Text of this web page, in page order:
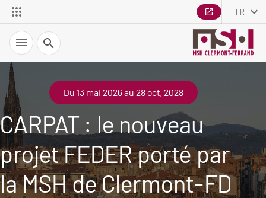
FR
Recherche
Du 13 mai 2026 au 28 oct. 2028
CARPAT : le nouveau
projet FEDER porté par
la MSH de Clermont-FD